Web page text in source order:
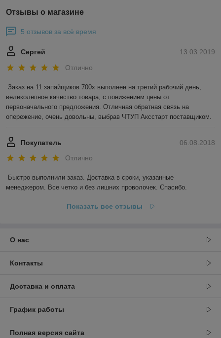
Отзывы о магазине
5 отзывов за всё время
13.03.2019
Сергей
Отлично
Заказ на 11 запайщиков 700х выполнен на третий рабочий день,
великолепное качество товара, с понижением цены от
первоначального предложения. Отличная обратная связь на
опережение, очень довольны, выбрав ЧТУП Аксстарт поставщиком.
06.08.2018
Покупатель
Отлично
Быстро выполнили заказ. Доставка в сроки, указанные
менеджером. Все четко и без лишних проволочек. Спасибо.
Показать все отзывы
О нас
Контакты
Доставка и оплата
График работы
Полная версия сайта